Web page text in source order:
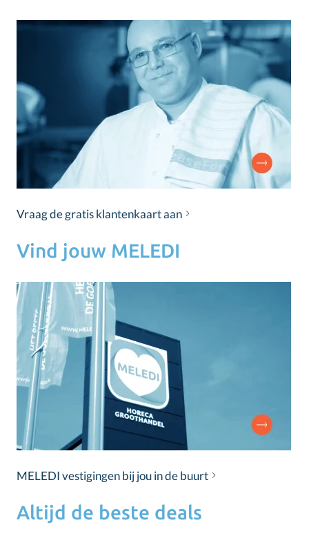
Vraag de gratis klantenkaart aan
Vind jouw MELEDI
MELEDI vestigingen bij jou in de buurt
Altijd de beste deals